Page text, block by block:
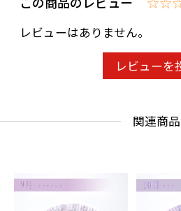
レビューはありません。
レビューを
関連商品